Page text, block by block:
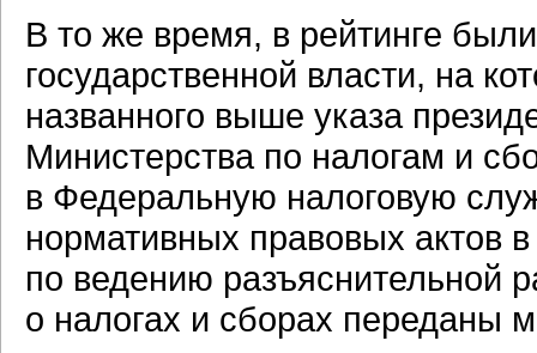
В то же время, в рейтинге
государственной власти, на
названного выше указа
Министерства по налогам и
в Федеральную налоговую
нормативных правовых актов
по ведению разъяснительной
о налогах и сборах переданы